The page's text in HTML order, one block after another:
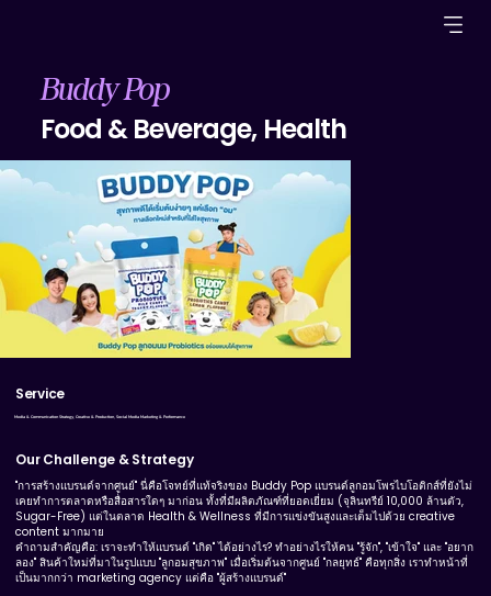
Buddy Pop
Food & Beverage, Health
BDP_3-17webp-09.webp
Service
Media & Communication Strategy, Creative & Production, Social Media Marketing & Performance
Our Challenge & Strategy
"การสร้างแบรนด์จากศูนย์" นี่คือโจทย์ที่แท้จริงของ Buddy Pop แบรนด์ลูกอมโพรไบโอติกส์ที่ยังไม่
เคยทำการตลาดหรือสื่อสารใดๆ มาก่อน ทั้งที่มีผลิตภัณฑ์ที่ยอดเยี่ยม (จุลินทรีย์ 10,000 ล้านตัว,
Sugar-Free) แต่ในตลาด Health & Wellness ที่มีการแข่งขันสูงและเต็มไปด้วย creative
content มากมาย
คำถามสำคัญคือ: เราจะทำให้แบรนด์ "เกิด" ได้อย่างไร? ทำอย่างไรให้คน "รู้จัก", "เข้าใจ" และ "อยาก
ลอง" สินค้าใหม่ที่มาในรูปแบบ "ลูกอมสุขภาพ" เมื่อเริ่มต้นจากศูนย์ "กลยุทธ์" คือทุกสิ่ง เราทำหน้าที่
เป็นมากกว่า marketing agency แต่คือ "ผู้สร้างแบรนด์"